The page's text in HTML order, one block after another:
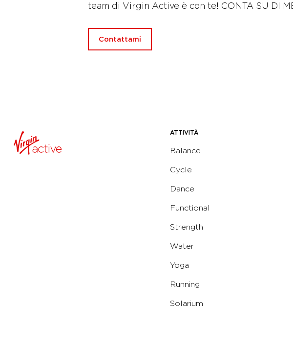
team di Virgin Active è con te! CONTA SU DI
Contattami
ATTIVITÀ
Balance
Cycle
Dance
Functional
Strength
Water
Yoga
Running
Solarium